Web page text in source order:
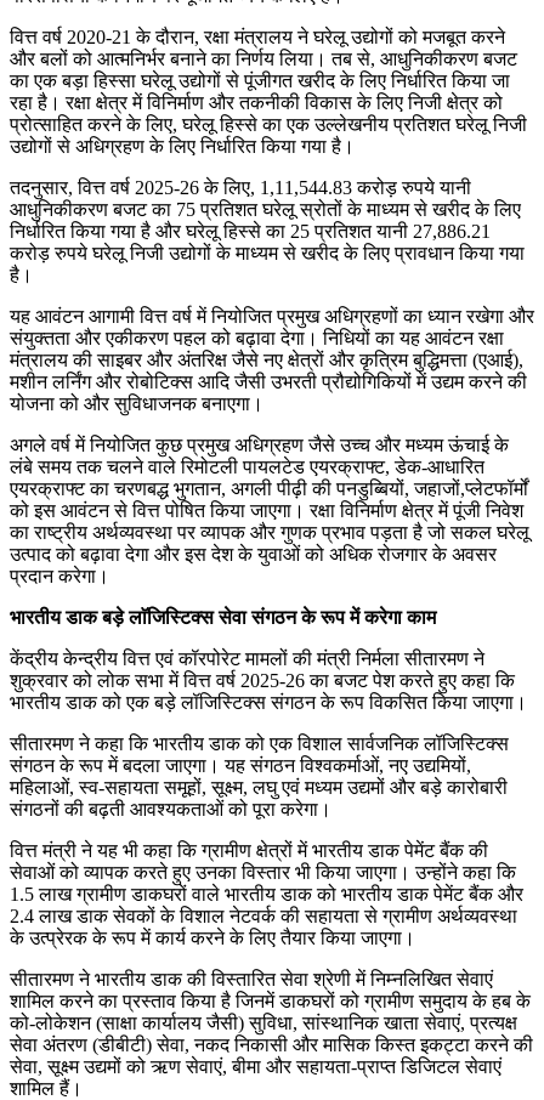
वित्त वर्ष 2020-21 के दौरान, रक्षा मंत्रालय ने घरेलू उद्योगों को मजबूत करने
और बलों को आत्मनिर्भर बनाने का निर्णय लिया। तब से, आधुनिकीकरण बजट
का एक बड़ा हिस्सा घरेलू उद्योगों से पूंजीगत खरीद के लिए निर्धारित किया जा
रहा है। रक्षा क्षेत्र में विनिर्माण और तकनीकी विकास के लिए निजी क्षेत्र को
प्रोत्साहित करने के लिए, घरेलू हिस्से का एक उल्लेखनीय प्रतिशत घरेलू निजी
उद्योगों से अधिग्रहण के लिए निर्धारित किया गया है।
तदनुसार, वित्त वर्ष 2025-26 के लिए, 1,11,544.83 करोड़ रुपये यानी
आधुनिकीकरण बजट का 75 प्रतिशत घरेलू स्रोतों के माध्यम से खरीद के लिए
निर्धारित किया गया है और घरेलू हिस्से का 25 प्रतिशत यानी 27,886.21
करोड़ रुपये घरेलू निजी उद्योगों के माध्यम से खरीद के लिए प्रावधान किया गया
है।
यह आवंटन आगामी वित्त वर्ष में नियोजित प्रमुख अधिग्रहणों का ध्यान रखेगा और
संयुक्तता और एकीकरण पहल को बढ़ावा देगा। निधियों का यह आवंटन रक्षा
मंत्रालय की साइबर और अंतरिक्ष जैसे नए क्षेत्रों और कृत्रिम बुद्धिमत्ता (एआई),
मशीन लर्निंग और रोबोटिक्स आदि जैसी उभरती प्रौद्योगिकियों में उद्यम करने की
योजना को और सुविधाजनक बनाएगा।
अगले वर्ष में नियोजित कुछ प्रमुख अधिग्रहण जैसे उच्च और मध्यम ऊंचाई के
लंबे समय तक चलने वाले रिमोटली पायलटेड एयरक्राफ्ट, डेक-आधारित
एयरक्राफ्ट का चरणबद्ध भुगतान, अगली पीढ़ी की पनडुब्बियों, जहाजों,प्लेटफॉर्मों
को इस आवंटन से वित्त पोषित किया जाएगा। रक्षा विनिर्माण क्षेत्र में पूंजी निवेश
का राष्ट्रीय अर्थव्यवस्था पर व्यापक और गुणक प्रभाव पड़ता है जो सकल घरेलू
उत्पाद को बढ़ावा देगा और इस देश के युवाओं को अधिक रोजगार के अवसर
प्रदान करेगा।
भारतीय डाक बड़े लाॅजिस्टिक्स सेवा संगठन के रूप में करेगा काम
केंद्रीय केन्‍द्रीय वित्त एवं कॉरपोरेट मामलों की मंत्री निर्मला सीतारमण ने
शुक्रवार को लोक सभा में वित्त वर्ष 2025-26 का बजट पेश करते हुए कहा कि
भारतीय डाक को एक बड़े लॉजिस्टिक्स संगठन के रूप विकसित किया जाएगा।
सीतारमण ने कहा कि भारतीय डाक को एक विशाल सार्वजनिक लॉजिस्टिक्‍स
संगठन के रूप में बदला जाएगा। यह संगठन विश्वकर्माओं, नए उद्यमियों,
महिलाओं, स्व-सहायता समूहों, सूक्ष्म, लघु एवं मध्यम उद्यमों और बड़े कारोबारी
संगठनों की बढ़ती आवश्यकताओं को पूरा करेगा।
वित्त मंत्री ने यह भी कहा कि ग्रामीण क्षेत्रों में भारतीय डाक पेमेंट बैंक की
सेवाओं को व्‍यापक करते हुए उनका विस्‍तार भी किया जाएगा। उन्होंने कहा कि
1.5 लाख ग्रामीण डाकघरों वाले भारतीय डाक को भारतीय डाक पेमेंट बैंक और
2.4 लाख डाक सेवकों के विशाल नेटवर्क की सहायता से ग्रामीण अर्थव्यवस्था
के उत्प्रेरक के रूप में कार्य करने के लिए तैयार किया जाएगा।
सीतारमण ने भारतीय डाक की विस्‍तारित सेवा श्रेणी में निम्‍नलिखित सेवाएं
शामिल करने का प्रस्ताव किया है जिनमें डाकघरों को ग्रामीण समुदाय के हब के
को-लोकेशन (साक्षा कार्यालय जैसी) सुविधा, सांस्‍थानिक खाता सेवाएं, प्रत्यक्ष
सेवा अंतरण (डीबीटी) सेवा, नकद निकासी और मासिक किस्त इकट्टा करने की
सेवा, सूक्ष्‍म उद्यमों को ऋण सेवाएं, बीमा और सहायता-प्राप्त डिजिटल सेवाएं
शामिल हैं।